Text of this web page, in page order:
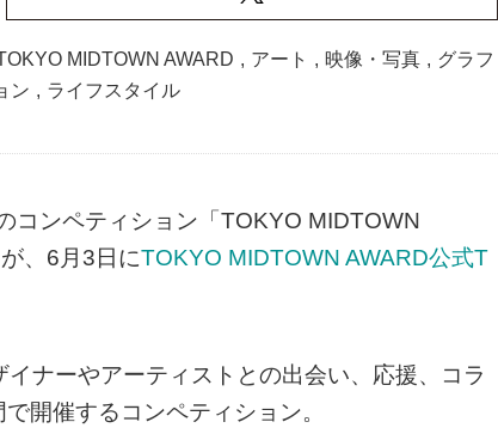
MIDTOWN AWARD , アート , 映像・写真 , グラフ
ン , ライフスタイル
コンペティション「TOKYO MIDTOWN
、6月3日にTOKYO MIDTOWN AWARD公式T
ナーやアーティストとの出会い、応援、コラ
開催するコンペティション。